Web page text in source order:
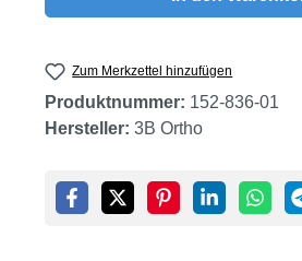
Zum Merkzettel hinzufügen
Produktnummer: 152-836-01
Hersteller: 3B Ortho